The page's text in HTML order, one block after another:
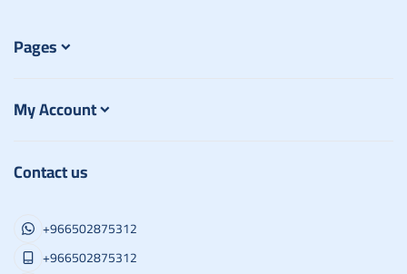
Pages
My Account
Contact us
+966502875312
+966502875312